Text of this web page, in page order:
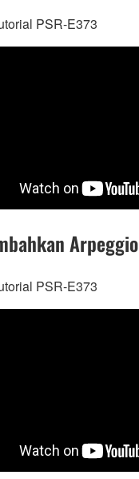
PSR-E373
Arpeggio
PSR-E373